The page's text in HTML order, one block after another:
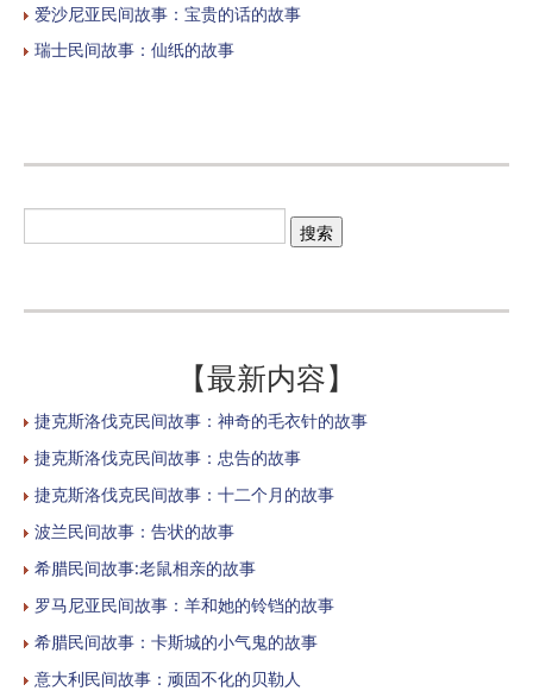
爱沙尼亚民间故事：宝贵的话的故事
瑞士民间故事：仙纸的故事
【最新内容】
捷克斯洛伐克民间故事：神奇的毛衣针的故事
捷克斯洛伐克民间故事：忠告的故事
捷克斯洛伐克民间故事：十二个月的故事
波兰民间故事：告状的故事
希腊民间故事:老鼠相亲的故事
罗马尼亚民间故事：羊和她的铃铛的故事
希腊民间故事：卡斯城的小气鬼的故事
意大利民间故事：顽固不化的贝勒人